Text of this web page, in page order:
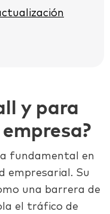
y para
fundamental en
empresarial. Su
una barrera de
el tráfico de